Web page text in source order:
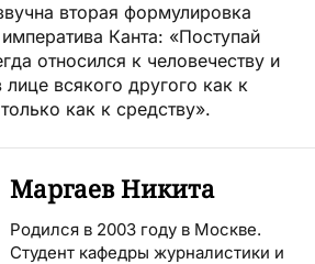
вторая формулировка
Канта: «Поступай
относился к человечеству и
всякого другого как к
как к средству».
Маргаев Никита
Родился в 2003 году в Москве.
Студент кафедры журналистики и